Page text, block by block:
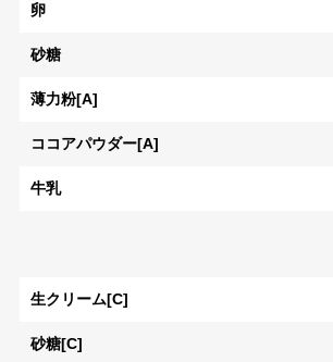
卵
砂糖
薄力粉[A]
ココアパウダー[A]
牛乳
生クリーム[C]
砂糖[C]